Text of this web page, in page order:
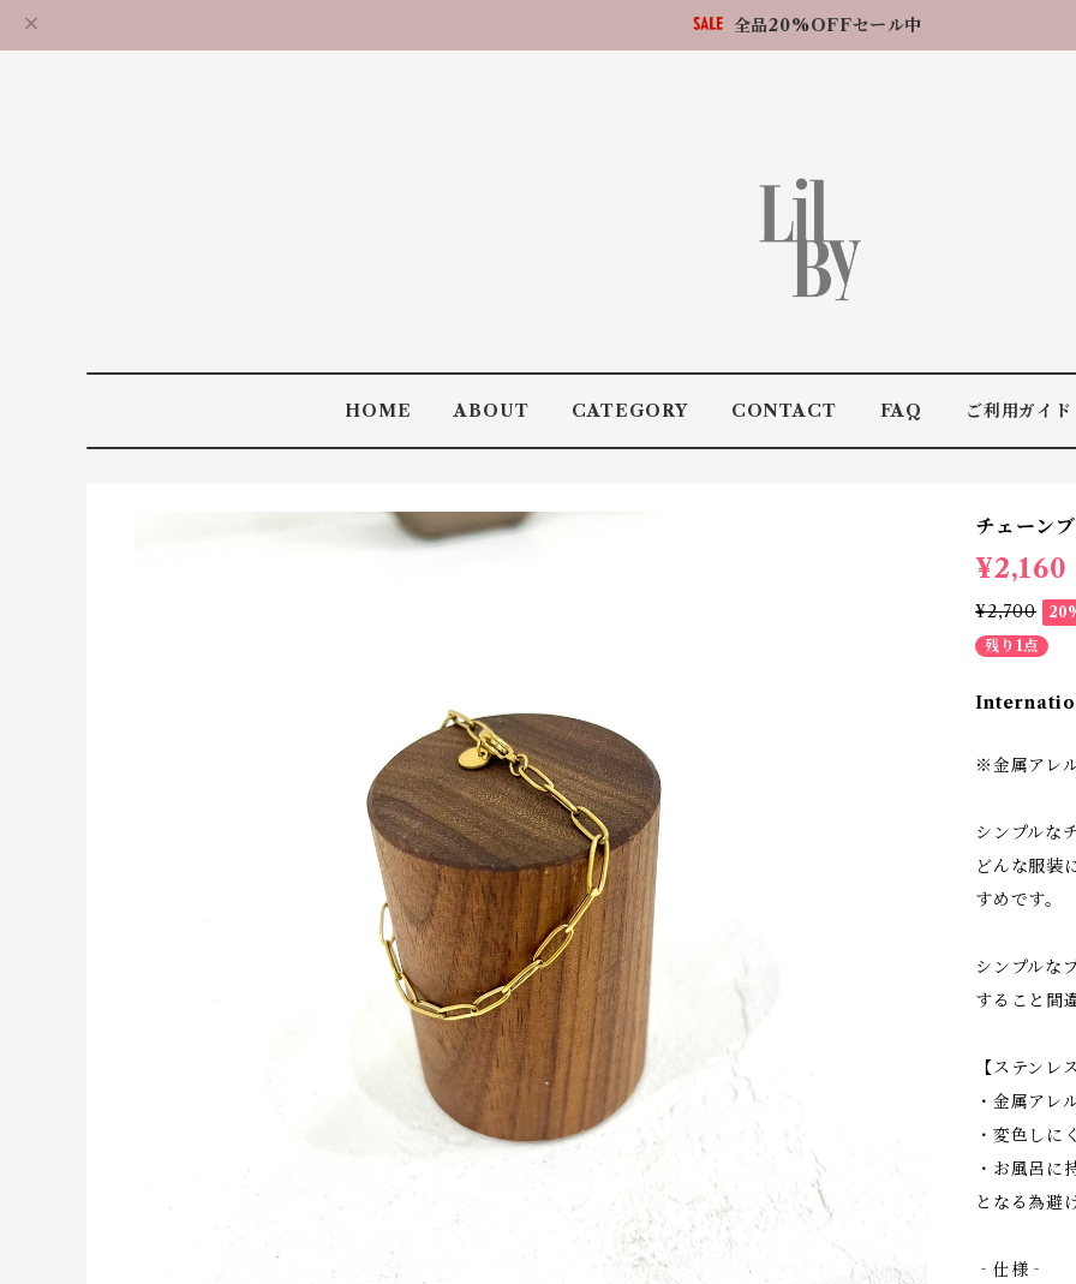
全品20%OFFセール中
HOME ABOUT CATEGORY CONTACT FAQ ご利用ガイド
チェーン
¥2,160
¥2,700
残り1点
※金属アレ
シンプルな
どんな服装
すめです。
シンプルな
すること間
【ステンレ
・金属アレ
・変色しに
・お風呂に
となる為避
‐仕様‐